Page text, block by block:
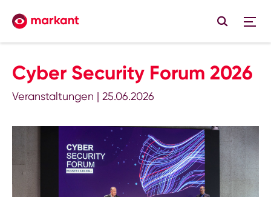
Cyber Security Forum 2026
Veranstaltungen | 25.06.2026